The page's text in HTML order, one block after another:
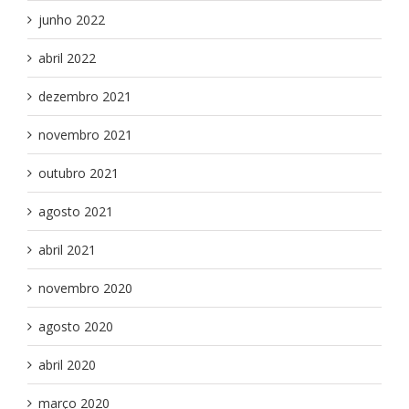
junho 2022
abril 2022
dezembro 2021
novembro 2021
outubro 2021
agosto 2021
abril 2021
novembro 2020
agosto 2020
abril 2020
março 2020